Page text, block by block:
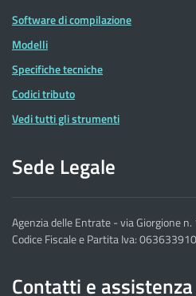
Software di compilazione
Modelli
Specifiche tecniche
Codici tributo
Vedi tutti gli strumenti
Sede Legale
Agenzia delle Entrate - via Giorgione
Codice Fiscale e Partita Iva:
Contatti e assistenza